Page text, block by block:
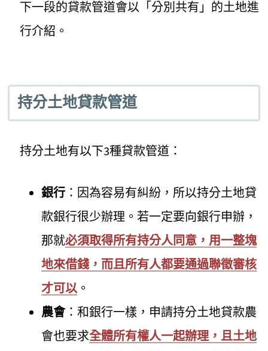
下一段的貸款管道會以「分別共有」的土地進
行介紹。
持分土地貸款管道
持分土地有以下3種貸款管道：
銀行 ：因為容易有糾紛，所以持分土地貸
款銀行很少辦理。若一定要向銀行申辦，
那就必須取得所有持分人同意，用一整塊
地來借錢，而且所有人都要通過聯徵審核
才可以 。
農會：和銀行一樣，申請持分土地貸款農
會也要求全體所有權人一起辦理，且土地